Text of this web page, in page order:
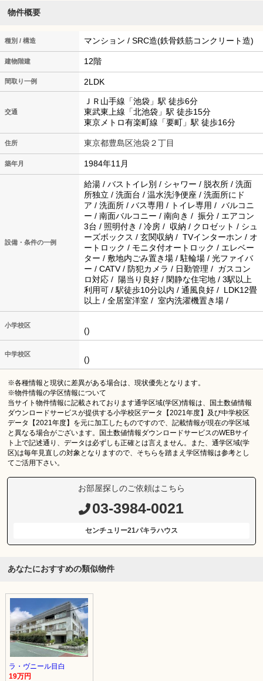
物件概要
種別 / 構造 マンション / SRC造(鉄骨鉄筋コンクリート造)
建物階建 12階
間取り一例 2LDK
交通
ＪＲ山手線「池袋」駅 徒歩6分
東武東上線「北池袋」駅 徒歩15分
東京メトロ有楽町線「要町」駅 徒歩16分
住所 東京都豊島区池袋２丁目
築年月 1984年11月
設備・条件の一例
給湯 / バストイレ別 / シャワー / 脱衣所 / 洗面
所独立 / 洗面台 / 温水洗浄便座 / 洗面所にド
ア / 洗面所 / バス専用 / トイレ専用 / バルコニ
ー / 南面バルコニー / 南向き / 振分 / エアコン
3台 / 照明付き / 冷房 / 収納 / クロゼット / シュ
ーズボックス / 玄関収納 / TVインターホン / オ
ートロック / モニタ付オートロック / エレベー
ター / 敷地内ごみ置き場 / 駐輪場 / 光ファイバ
ー / CATV / 防犯カメラ / 日勤管理 / ガスコン
ロ対応 / 陽当り良好 / 閑静な住宅地 / 3駅以上
利用可 / 駅徒歩10分以内 / 通風良好 / LDK12畳
以上 / 全居室洋室 / 室内洗濯機置き場 /
小学校区
()
中学校区
()
※各種情報と現状に差異がある場合は、現状優先となります。
※物件情報の学区情報について
当サイト物件情報に記載されております通学区域(学区)情報は、国土数値情報
ダウンロードサービスが提供する小学校区データ【2021年度】及び中学校区
データ【2021年度】を元に加工したものですので、記載情報が現在の学区域
と異なる場合がございます。国土数値情報ダウンロードサービスのWEBサイ
ト上で記述通り、データは必ずしも正確とは言えません。また、通学区域(学
区)は毎年見直しの対象となりますので、そちらを踏まえ学区情報は参考とし
てご活用下さい。
お部屋探しのご依頼はこちら
03-3984-0021
センチュリー21パキラハウス
あなたにおすすめの類似物件
ラ・ヴニール目白
19万円